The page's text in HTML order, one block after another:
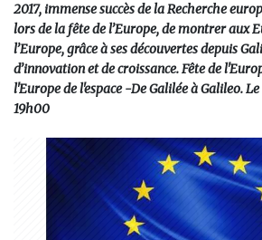
2017, immense succès de la Recherche
lors de la fête de l’Europe, de montrer aux
l’Europe, grâce à ses découvertes depuis
d’innovation et de croissance. Fête de
l'Europe de l'espace -De Galilée à Galileo.
19h00